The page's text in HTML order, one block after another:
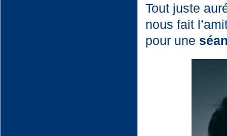
Tout juste
nous fait
pour une